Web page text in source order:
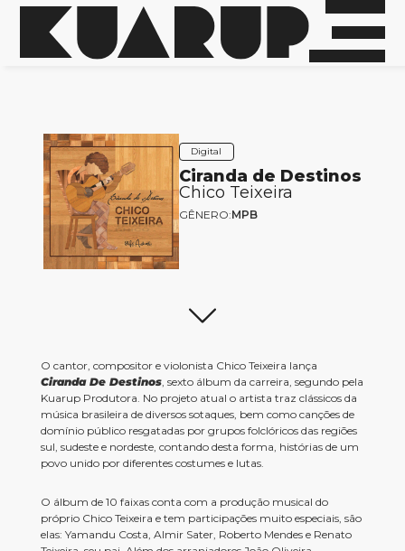
Digital
Ciranda de Destinos
Chico Teixeira
GÊNERO:MPB
O cantor, compositor e violonista Chico Teixeira lança
Ciranda De Destinos, sexto álbum da carreira, segundo pela
Kuarup Produtora. No projeto atual o artista traz clássicos da
música brasileira de diversos sotaques, bem como canções de
domínio público resgatadas por grupos folclóricos das regiões
sul, sudeste e nordeste, contando desta forma, histórias de um
povo unido por diferentes costumes e lutas.
O álbum de 10 faixas conta com a produção musical do
próprio Chico Teixeira e tem participações muito especiais, são
elas: Yamandu Costa, Almir Sater, Roberto Mendes e Renato